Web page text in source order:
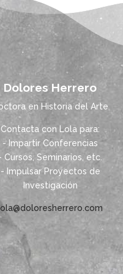
Dolores Herrero
en Historia del Arte
Contacta con Lola para:
- Impartir Conferencias
Cursos, Seminarios, etc.
- Impulsar Proyectos de
Investigación